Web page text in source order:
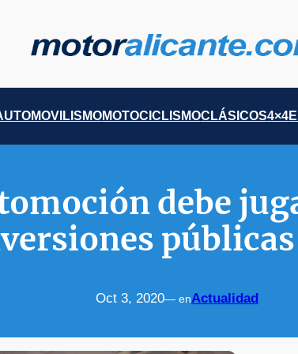
MOTOCICLISMOCLÁSICOS4×4
debe
Oct 3, 2020— enActualidad